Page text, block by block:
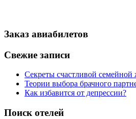
Заказ авиабилетов
Свежие записи
Секреты счастливой
Теории выбора брачного
Как избавится от депрессии?
Поиск отелей